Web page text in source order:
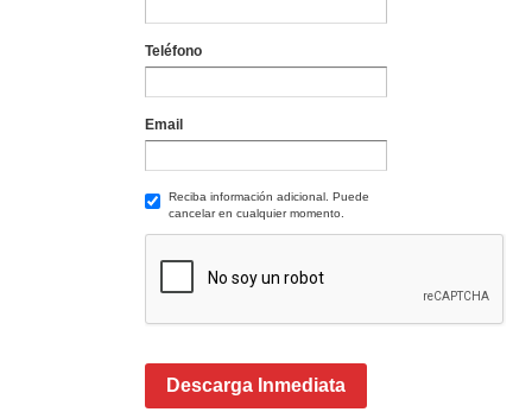
Teléfono
Email
Reciba información adicional. Puede
cancelar en cualquier momento.
Descarga Inmediata